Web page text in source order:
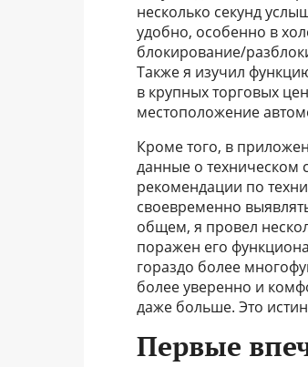
несколько секунд
удобно, особенно в
блокирование/
Также я изучил
в крупных торговых
местоположение
Кроме того, в
данные о техническом
рекомендации по
своевременно
общем, я провел
поражен его
гораздо более
более уверенно и
даже больше. Это
Первые